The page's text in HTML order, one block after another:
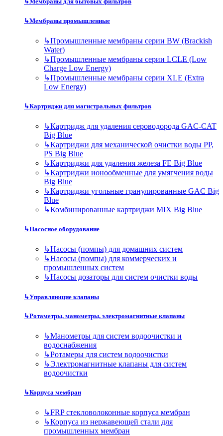
↳Мембраны промышленные
↳Промышленные мембраны серии BW (Brackish
Water)
↳Промышленные мембраны серии LCLE (Low
Charge Low Energy)
↳Промышленные мембраны серии XLE (Extra
Low Energy)
↳Картриджи для магистральных фильтров
↳Картридж для удаления сероводорода GAC-CAT
Big Blue
↳Картриджи для механической очистки воды PP,
PS Big Blue
↳Картриджи для удаления железа FE Big Blue
↳Картриджи ионообменные для умягчения воды
Big Blue
↳Картриджи угольные гранулированные GAC Big
Blue
↳Комбинированные картриджи MIX Big Blue
↳Насосное оборудование
↳Насосы (помпы) для домашних систем
↳Насосы (помпы) для коммерческих и
промышленных систем
↳Насосы дозаторы для систем очистки воды
↳Управляющие клапаны
↳Ротаметры, манометры, электромагнитные клапаны
↳Манометры для систем водоочистки и
водоснабжения
↳Ротамеры для систем водоочистки
↳Электромагнитные клапаны для систем
водоочистки
↳Корпуса мембран
↳FRP стекловолоконные корпуса мембран
↳Корпуса из нержавеющей стали для
промышленных мембран